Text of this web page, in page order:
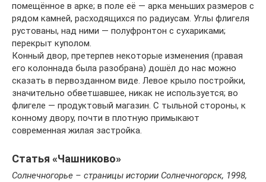
помещённое в арке; в поле её — арка меньших размеров с
рядом камней, расходящихся по радиусам. Углы флигеля
рустованы, над ними — полуфронтон с сухариками;
перекрыт куполом.
Конный двор, претерпев некоторые изменения (правая
его колоннада была разобрана) дошёл до нас можно
сказать в первозданном виде. Левое крыло постройки,
значительно обветшавшее, никак не используется; во
флигеле — продуктовый магазин. С тыльной стороны, к
конному двору, почти в плотную примыкают
современная жилая застройка.
Статья «Чашниково»
Солнечногорье – страницы истории Солнечногорск, 1998,